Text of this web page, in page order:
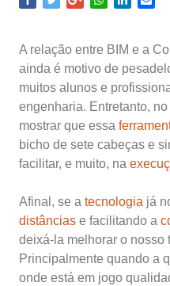
A relação entre BIM e a
ainda é motivo de
muitos alunos e
engenharia. Entretanto,
mostrar que essa
bicho de sete cabeças e
facilitar, e muito, na
Afinal, se a tecnologia já
distâncias e facilitando a
deixá-la melhorar o nosso
Principalmente quando a
onde está em jogo